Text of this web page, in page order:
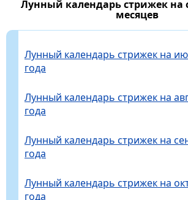
Лунный календарь стрижек на
месяцев
Лунный календарь стрижек на
года
Лунный календарь стрижек на
года
Лунный календарь стрижек на
года
Лунный календарь стрижек на
года